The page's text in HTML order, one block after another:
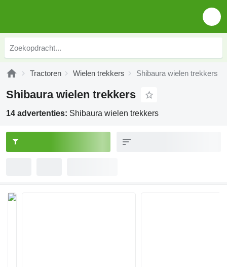
Tractoren Wielen trekkers Shibaura wielen trekkers
Shibaura wielen trekkers
14 advertenties: Shibaura wielen trekkers